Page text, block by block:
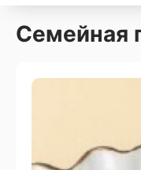
Семейная